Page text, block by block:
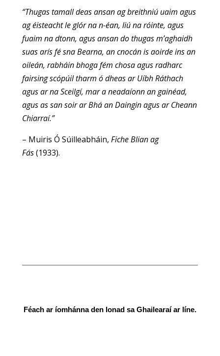
“Thugas tamall deas ansan ag breithniú uaim agus
ag éisteacht le glór na n-éan, liú na róinte, agus
fuaim na dtonn, agus ansan do thugas m’aghaidh
suas arís fé sna Bearna, an cnocán is aoirde ins an
oileán, rabháin bhoga fém chosa agus radharc
fairsing scópúil tharm ó dheas ar Uíbh Ráthach
agus ar na Sceilgí, mar a neadaíonn an gainéad,
agus as san soir ar Bhá an Daingin agus ar Cheann
Chiarraí.”
– Muiris Ó Súilleabháin, Fiche Blian ag
Fás(1933).
Féach ar íomhánna den Ionad sa Ghailearaí ar líne.